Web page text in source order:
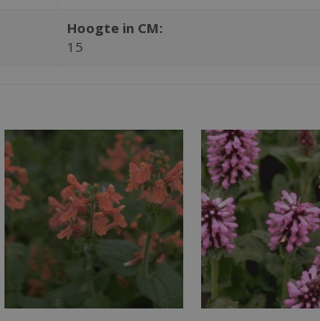
Hoogte in CM:
15